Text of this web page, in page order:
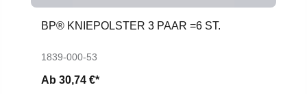
BP® KNIEPOLSTER 3 PAAR =6 ST.
1839-000-53
Ab 30,74 €*